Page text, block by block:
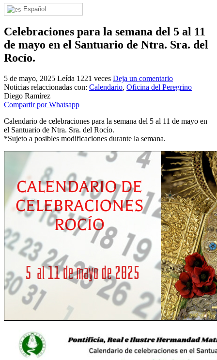
Español
Celebraciones para la semana del 5 al 11
de mayo en el Santuario de Ntra. Sra. del
Rocío.
5 de mayo, 2025 Leída 1221 veces Deja un comentario
Noticias relaccionadas con: Calendario, Oficina del Peregrino
Diego Ramírez
Compartir por Whatsapp
Calendario de celebraciones para la semana del 5 al 11 de mayo en
el Santuario de Ntra. Sra. del Rocío.
*Sujeto a posibles modificaciones durante la semana.
El traslado cada siete años
Rocío?
Quiero hacer el camino,¿que tengo que hacer?
En el Rocío, ¿dónde me alojo?